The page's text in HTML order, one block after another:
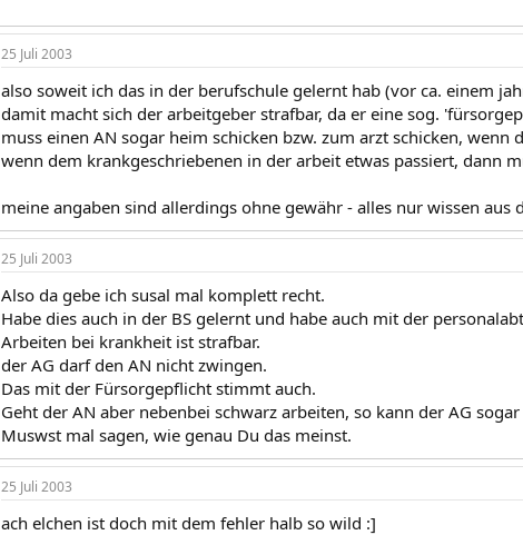
25 Juli 2003
also soweit ich das in der berufschule gelernt hab (vor ca. einem
damit macht sich der arbeitgeber strafbar, da er eine sog.
muss einen AN sogar heim schicken bzw. zum arzt schicken, wenn
wenn dem krankgeschriebenen in der arbeit etwas passiert, dann
meine angaben sind allerdings ohne gewähr - alles nur wissen aus
25 Juli 2003
Also da gebe ich susal mal komplett recht.
Habe dies auch in der BS gelernt und habe auch mit der
Arbeiten bei krankheit ist strafbar.
der AG darf den AN nicht zwingen.
Das mit der Fürsorgepflicht stimmt auch.
Geht der AN aber nebenbei schwarz arbeiten, so kann der AG
Muswst mal sagen, wie genau Du das meinst.
25 Juli 2003
ach elchen ist doch mit dem fehler halb so wild :]